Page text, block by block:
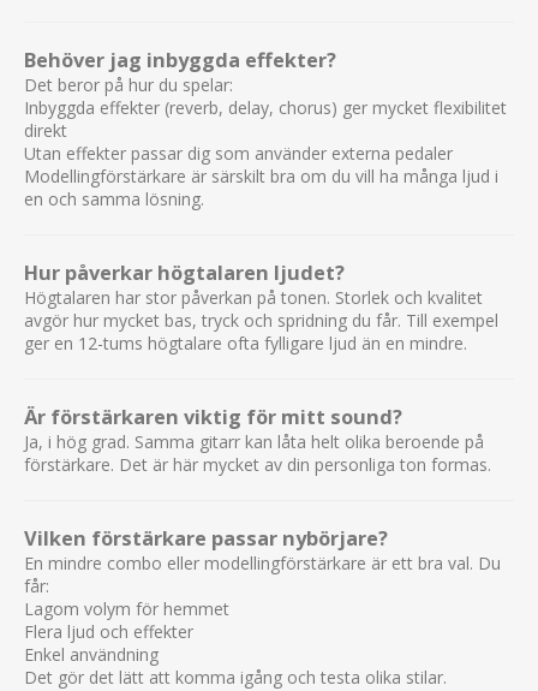
Behöver jag inbyggda effekter?
Det beror på hur du spelar:
Inbyggda effekter (reverb, delay, chorus) ger mycket flexibilitet
direkt
Utan effekter passar dig som använder externa pedaler
Modellingförstärkare är särskilt bra om du vill ha många ljud i
en och samma lösning.
Hur påverkar högtalaren ljudet?
Högtalaren har stor påverkan på tonen. Storlek och kvalitet
avgör hur mycket bas, tryck och spridning du får. Till exempel
ger en 12-tums högtalare ofta fylligare ljud än en mindre.
Är förstärkaren viktig för mitt sound?
Ja, i hög grad. Samma gitarr kan låta helt olika beroende på
förstärkare. Det är här mycket av din personliga ton formas.
Vilken förstärkare passar nybörjare?
En mindre combo eller modellingförstärkare är ett bra val. Du
får:
Lagom volym för hemmet
Flera ljud och effekter
Enkel användning
Det gör det lätt att komma igång och testa olika stilar.